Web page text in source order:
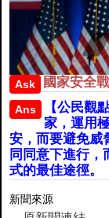
Ask 國家安全
Ans
【公民觀
家，運用
安，而要避免威
同同意下進行，
式的最佳途徑。
新聞來源